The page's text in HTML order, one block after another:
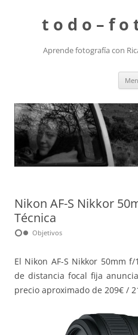
t o d o – f o
Aprende fotografía con
Nikon AF-S Nikkor
Técnica
hdr_weak Objetivos
El Nikon AF-S Nikkor 50mm
de distancia focal fija
precio aproximado de 209€ /